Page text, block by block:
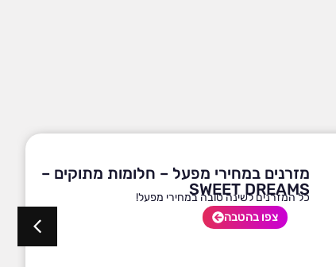
מזרנים במחירי מפעל – חלומות מתוקים –
SWEET DREAMS
כל המזרנים לשינה טובה במחירי מפעל!
צפו בהטבה